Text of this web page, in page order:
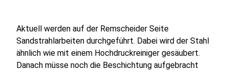
Aktuell werden auf der Remscheider Seite
Sandstrahlarbeiten durchgeführt. Dabei wird der Stahl
ähnlich wie mit einem Hochdruckreiniger gesäubert.
Danach müsse noch die Beschichtung aufgebracht